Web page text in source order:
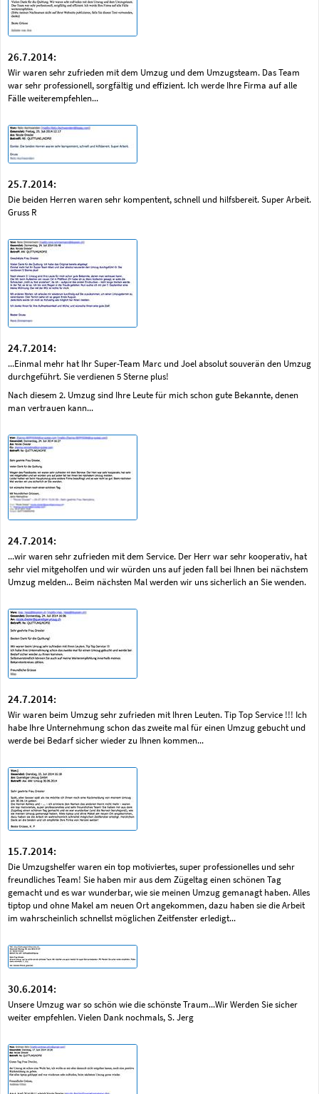
26.7.2014:
Wir waren sehr zufrieden mit dem Umzug und dem Umzugsteam. Das Team
war sehr professionell, sorgfältig und effizient. Ich werde Ihre Firma auf alle
Fälle weiterempfehlen...
25.7.2014:
Die beiden Herren waren sehr kompentent, schnell und hilfsbereit. Super Arbeit.
Gruss R
24.7.2014:
...Einmal mehr hat Ihr Super-Team Marc und Joel absolut souverän den Umzug
durchgeführt. Sie verdienen 5 Sterne plus!
Nach diesem 2. Umzug sind Ihre Leute für mich schon gute Bekannte, denen
man vertrauen kann...
24.7.2014:
...wir waren sehr zufrieden mit dem Service. Der Herr war sehr kooperativ, hat
sehr viel mitgeholfen und wir würden uns auf jeden fall bei Ihnen bei nächstem
Umzug melden... Beim nächsten Mal werden wir uns sicherlich an Sie wenden.
24.7.2014:
Wir waren beim Umzug sehr zufrieden mit Ihren Leuten. Tip Top Service !!! Ich
habe Ihre Unternehmung schon das zweite mal für einen Umzug gebucht und
werde bei Bedarf sicher wieder zu Ihnen kommen...
15.7.2014:
Die Umzugshelfer waren ein top motiviertes, super professionelles und sehr
freundliches Team! Sie haben mir aus dem Zügeltag einen schönen Tag
gemacht und es war wunderbar, wie sie meinen Umzug gemanagt haben. Alles
tiptop und ohne Makel am neuen Ort angekommen, dazu haben sie die Arbeit
im wahrscheinlich schnellst möglichen Zeitfenster erledigt...
30.6.2014:
Unsere Umzug war so schön wie die schönste Traum...Wir Werden Sie sicher
weiter empfehlen. Vielen Dank nochmals, S. Jerg